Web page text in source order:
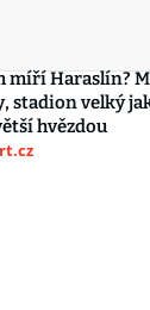
míří Haraslín?
stadion velký
hvězdou